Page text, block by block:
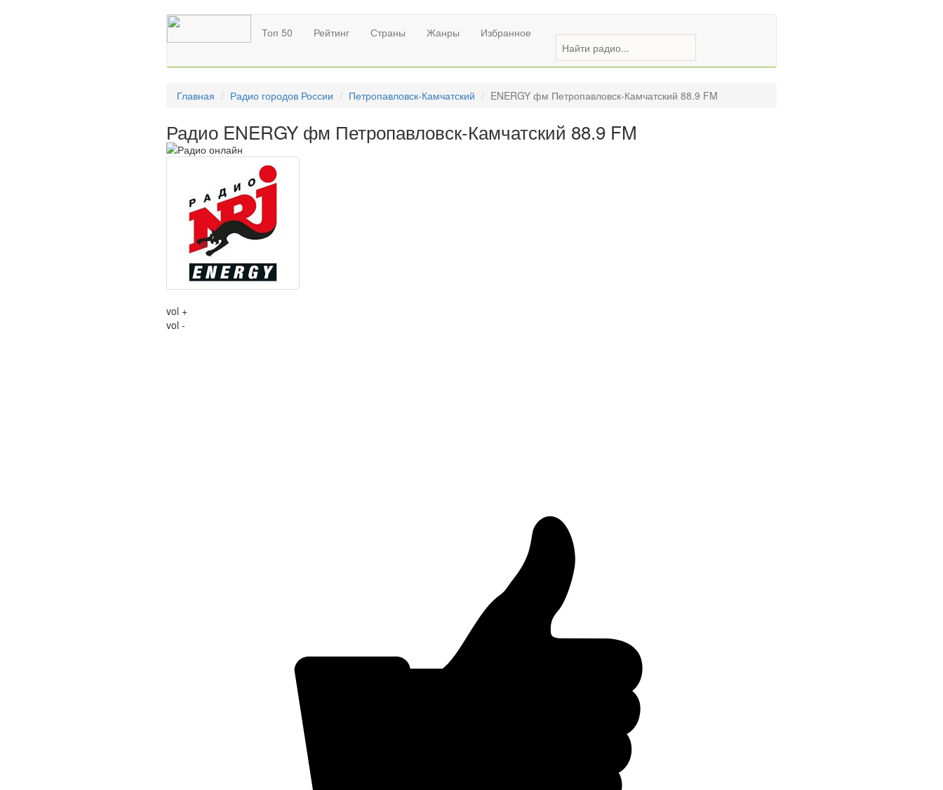
Топ 50 Рейтинг Страны Жанры Избранное
Главная Радио городов России Петропавловск-Камчатский ENERGY фм Петропавловск-Камчатский 88.9 FM
Радио ENERGY фм Петропавловск-Камчатский 88.9 FM
vol +
vol -